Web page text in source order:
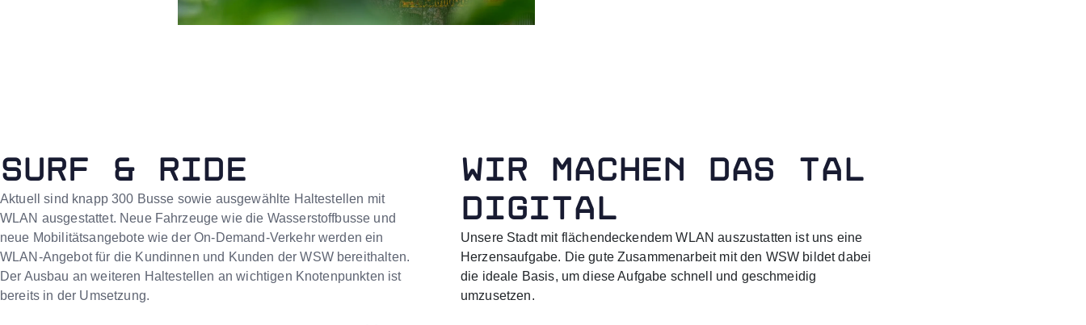
SURF & RIDE
Aktuell sind knapp 300 Busse sowie ausgewählte Haltestellen mit
WLAN ausgestattet. Neue Fahrzeuge wie die Wasserstoffbusse und
neue Mobilitätsangebote wie der On-Demand-Verkehr werden ein
WLAN-Angebot für die Kundinnen und Kunden der WSW bereithalten.
Der Ausbau an weiteren Haltestellen an wichtigen Knotenpunkten ist
bereits in der Umsetzung.
WIR MACHEN DAS TAL
DIGITAL
Unsere Stadt mit flächendeckendem WLAN auszustatten ist uns eine
Herzensaufgabe. Die gute Zusammenarbeit mit den WSW bildet dabei
die ideale Basis, um diese Aufgabe schnell und geschmeidig
umzusetzen.